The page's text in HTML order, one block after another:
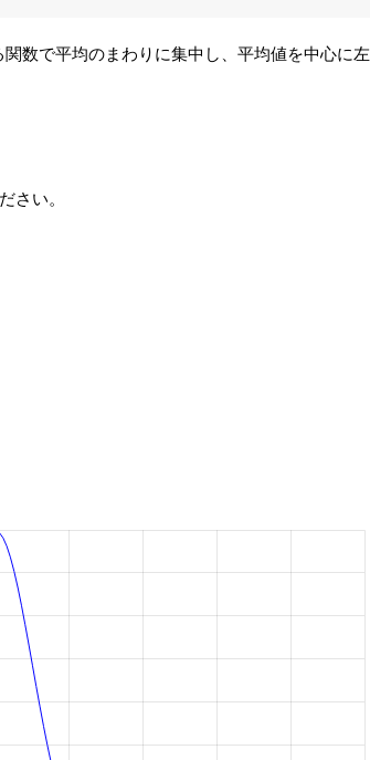
数で平均のまわりに集中し、平均値を中心に左
さい。